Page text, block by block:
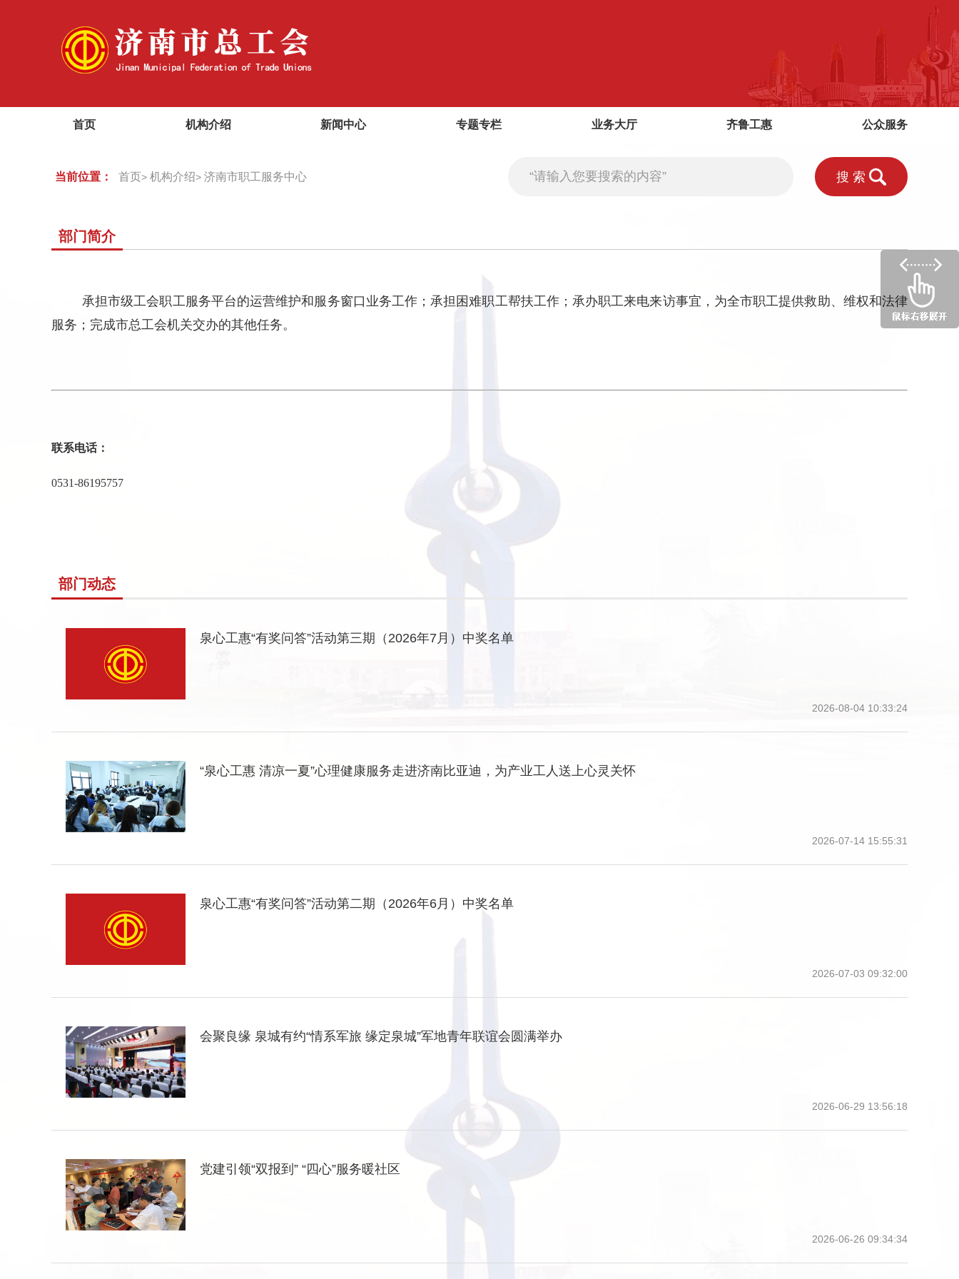
首页 机构介绍 新闻中心 专题专栏 业务大厅 齐鲁工惠 公众服务
当前位置： 首页> 机构介绍> 济南市职工服务中心 搜索
部门简介
承担市级工会职工服务平台的运营维护和服务窗口业务工作；承担困难职工帮扶工作；承办职工来电来访事宜，为全市职工提供救助、维权和法律
服务；完成市总工会机关交办的其他任务。
联系电话：
0531-86195757
部门动态
泉心工惠“有奖问答”活动第三期（2026年7月）中奖名单
2026-08-04 10:33:24
“泉心工惠 清凉一夏”心理健康服务走进济南比亚迪，为产业工人送上心灵关怀
2026-07-14 15:55:31
泉心工惠“有奖问答”活动第二期（2026年6月）中奖名单
2026-07-03 09:32:00
会聚良缘 泉城有约“情系军旅 缘定泉城”军地青年联谊会圆满举办
2026-06-29 13:56:18
党建引领“双报到” “四心”服务暖社区
2026-06-26 09:34:34